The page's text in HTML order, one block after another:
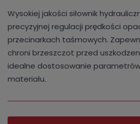
Wysokiej jakości siłownik
precyzyjnej regulacji prędkości
przecinarkach taśmowych.
chroni brzeszczot przed
idealne dostosowanie
materiału.